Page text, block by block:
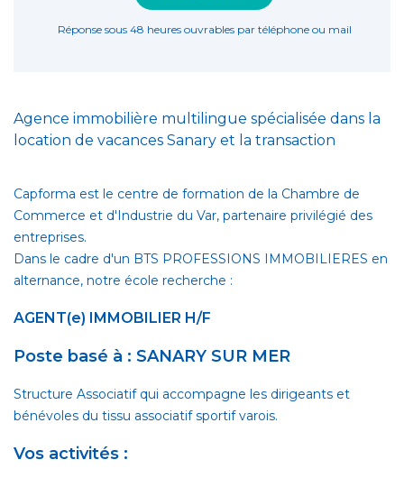
Agence immobilière multilingue spécialisée dans la
location de vacances Sanary et la transaction
Capforma est le centre de formation de la Chambre de
Commerce et d'Industrie du Var, partenaire privilégié des
entreprises.
Dans le cadre d'un BTS PROFESSIONS IMMOBILIERES en
alternance, notre école recherche :
AGENT(e) IMMOBILIER H/F
Poste basé à : SANARY SUR MER
Structure Associatif qui accompagne les dirigeants et
bénévoles du tissu associatif sportif varois.
Vos activités :
Réponse sous 48 heures ouvrables par téléphone ou mail